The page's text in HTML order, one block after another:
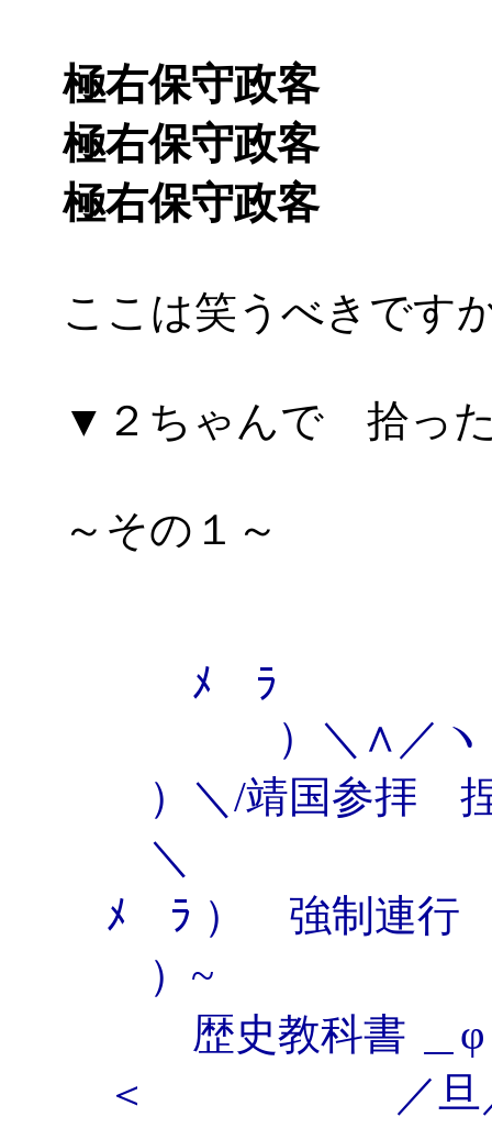
極右保守政客
極右保守政客
極右保守政客
ここは笑うべきです
▼２ちゃんで 拾っ
～その１～
ﾒ ﾗ
）＼∧／ヽ（_
）＼/靖国参
＼ 从 従
ﾒ ﾗ ） 強
）~ (-
ゝ歴史教科
＜ ／旦／三